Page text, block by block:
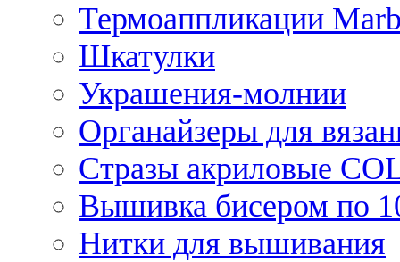
Термоаппликации
Шкатулки
Украшения-молнии
Органайзеры для
Стразы акриловые
Вышивка бисером по
Нитки для вышивания